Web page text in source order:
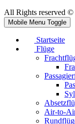
All Rights reserved
Mobile Menu Toggle
Startseite
Flüge
Air-to-